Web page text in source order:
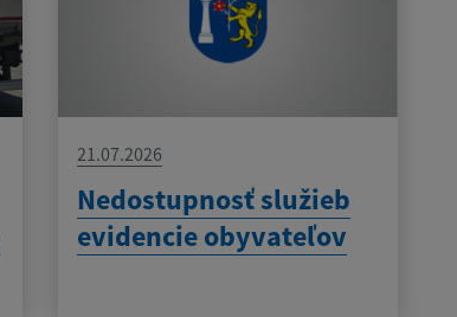
21.07.2026
Nedostupnosť služieb
evidencie obyvateľov